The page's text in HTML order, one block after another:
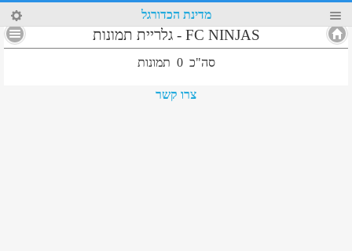
1 מדינת הכדורגל
FC NINJAS
-גלריית תמונות
סה"כ 0 תמונות
צרו קשר